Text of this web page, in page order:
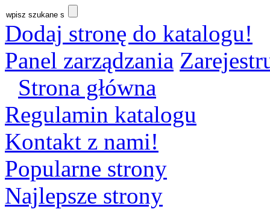
Dodaj stronę do katalogu!
Panel zarządzania
Strona główna
Regulamin katalogu
Kontakt z nami!
Popularne strony
Najlepsze strony